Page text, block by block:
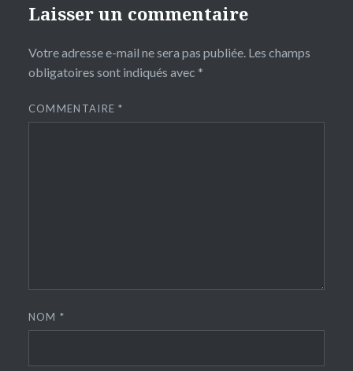
Laisser un commentaire
Votre adresse e-mail ne sera pas publiée. Les champs
obligatoires sont indiqués avec *
COMMENTAIRE*
NOM*